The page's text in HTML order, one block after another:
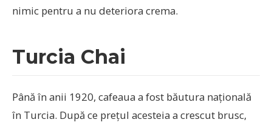
nimic pentru a nu deteriora crema.
Turcia Chai
Până în anii 1920, cafeaua a fost băutura națională
în Turcia. După ce prețul acesteia a crescut brusc,